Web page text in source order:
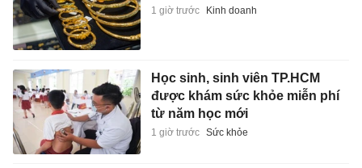
1 giờ trước Kinh doanh
Học sinh, sinh viên TP.HCM
được khám sức khỏe miễn phí
từ năm học mới
1 giờ trước Sức khỏe